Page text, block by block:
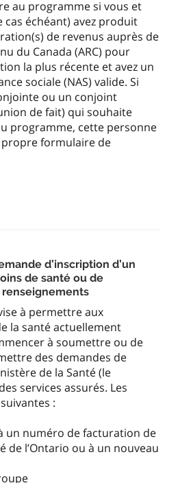
au programme si vous et
échéant) avez produit
de revenus auprès de
du Canada (ARC) pour
la plus récente et avez un
sociale (NAS) valide. Si
ou un conjoint
de fait) qui souhaite
programme, cette personne
formulaire de
d’inscription d’un
de santé ou de
à permettre aux
la santé actuellement
à soumettre ou de
des demandes de
de la Santé (le
services assurés. Les
:
un numéro de facturation de
de l’Ontario ou à un nouveau